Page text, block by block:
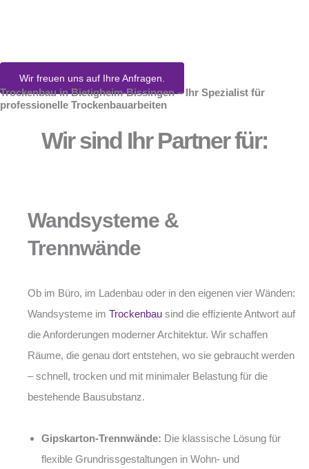
Wir freuen uns auf Ihre Anfragen.
Trockenbau in Bietigheim-Bissingen – Ihr Spezialist für
professionelle Trockenbauarbeiten
Wir sind Ihr Partner für:
Wandsysteme &
Trennwände
Ob im Büro, im Ladenbau oder in den eigenen vier Wänden:
Wandsysteme im Trockenbau sind die effiziente Antwort auf
die Anforderungen moderner Architektur. Wir schaffen
Räume, die genau dort entstehen, wo sie gebraucht werden
– schnell, trocken und mit minimaler Belastung für die
bestehende Bausubstanz.
Gipskarton-Trennwände: Die klassische Lösung für
flexible Grundrissgestaltungen in Wohn- und